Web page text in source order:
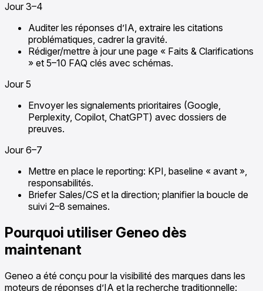
Jour 3–4
Auditer les réponses d’IA, extraire les citations
problématiques, cadrer la gravité.
Rédiger/mettre à jour une page « Faits & Clarifications
» et 5–10 FAQ clés avec schémas.
Jour 5
Envoyer les signalements prioritaires (Google,
Perplexity, Copilot, ChatGPT) avec dossiers de
preuves.
Jour 6–7
Mettre en place le reporting: KPI, baseline « avant »,
responsabilités.
Briefer Sales/CS et la direction; planifier la boucle de
suivi 2–8 semaines.
Pourquoi utiliser Geneo dès
maintenant
Geneo a été conçu pour la visibilité des marques dans les
moteurs de réponses d’IA et la recherche traditionnelle: